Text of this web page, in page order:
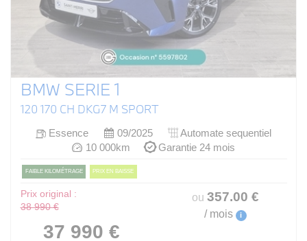
BMW SERIE 1
120 170 CH DKG7 M SPORT
Essence 09/2025
Automate sequentiel
10 000km
Garantie 24 mois
FAIBLE KILOMÉTRAGE PRIX EN BAISSE
Prix original :
38 990 €
37 990 €
ou 357.00 €
/ mois i